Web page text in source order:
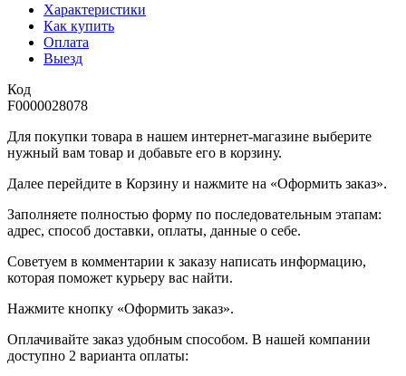
Характеристики
Как купить
Оплата
Выезд
Код
F0000028078
Для покупки товара в нашем интернет-магазине выберите
нужный вам товар и добавьте его в корзину.
Далее перейдите в Корзину и нажмите на «Оформить заказ».
​​​​​​​Заполняете полностью форму по последовательным этапам:
адрес, способ доставки, оплаты, данные о себе.
​​​​​​​Советуем в комментарии к заказу написать информацию,
которая поможет курьеру вас найти.
​​​​​​​Нажмите кнопку «Оформить заказ».
Оплачивайте заказ удобным способом. В нашей компании
доступно 2 варианта оплаты: